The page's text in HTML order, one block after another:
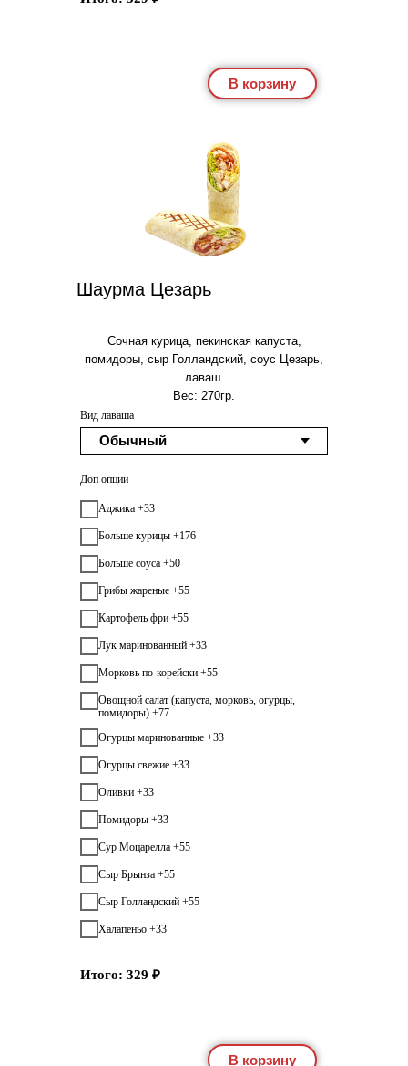
В корзину
Вид лаваша
Доп опции
Аджика +33
Больше курицы +176
Больше соуса +50
Грибы жареные +55
Картофель фри +55
Лук маринованный +33
Морковь по-корейски +55
Овощной салат (капуста, морковь, огурцы,
помидоры) +77
Огурцы маринованные +33
Огурцы свежие +33
Оливки +33
Помидоры +33
Сур Моцарелла +55
Сыр Брынза +55
Сыр Голландский +55
Халапеньо +33
Итого: 329 ₽
В корзину
Сочная курица, пекинская капуста,
помидоры, сыр Голландский, соус Цезарь,
лаваш.
Вес: 270гр.
Шаурма Цезарь